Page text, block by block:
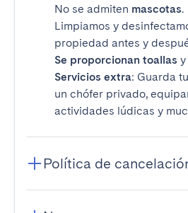
No se admiten mascotas.
Limpiamos y
propiedad antes y
Se proporcionan toallas
Servicios extra: Guarda
un chófer privado,
actividades lúdicas y
Política de